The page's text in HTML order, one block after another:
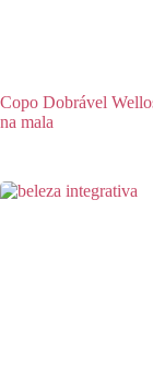
Copo Dobrável
na mala